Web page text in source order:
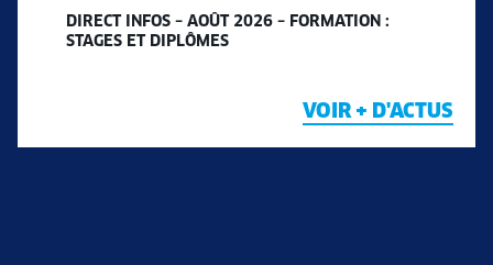
DIRECT INFOS – AOÛT 2026 – FORMATION :
STAGES ET DIPLÔMES
VOIR + D'ACTUS